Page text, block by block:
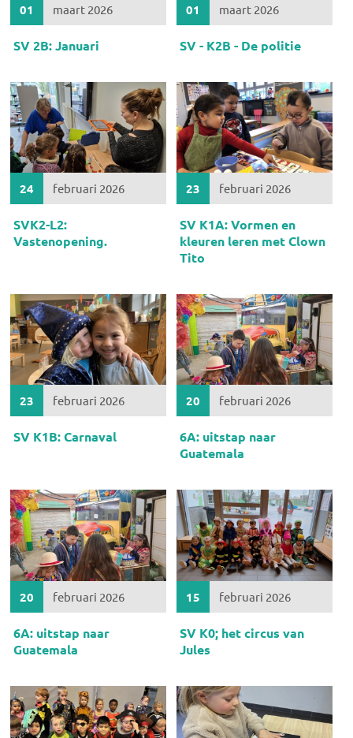
01 maart 2026
SV 2B: Januari
01 maart 2026
SV - K2B - De politie
24 februari 2026
SVK2-L2:
Vastenopening.
23 februari 2026
SV K1A: Vormen en
kleuren leren met Clown
Tito
23 februari 2026
SV K1B: Carnaval
20 februari 2026
6A: uitstap naar
Guatemala
20 februari 2026
6A: uitstap naar
Guatemala
15 februari 2026
SV K0; het circus van
Jules